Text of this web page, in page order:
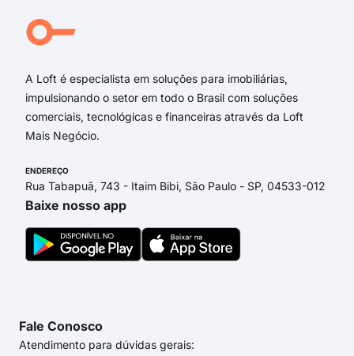
A Loft é especialista em soluções para imobiliárias,
impulsionando o setor em todo o Brasil com soluções
comerciais, tecnológicas e financeiras através da Loft
Mais Negócio.
ENDEREÇO
Rua Tabapuã, 743 - Itaim Bibi, São Paulo - SP, 04533-012
Baixe nosso app
Fale Conosco
Atendimento para dúvidas gerais: